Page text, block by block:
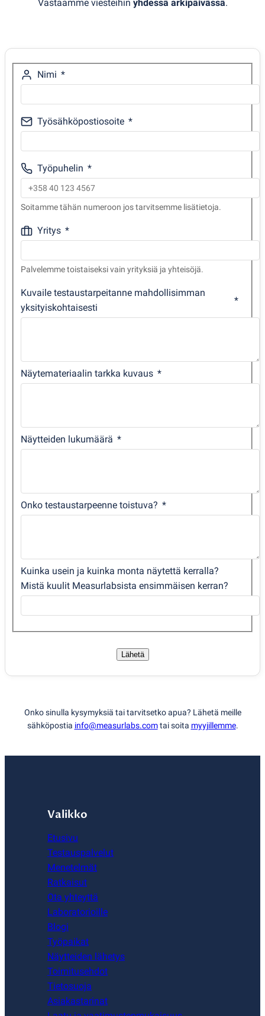
Vastaamme viesteihin yhdessä arkipäivässä.
Nimi
Työsähköpostiosoite
Työpuhelin
Soitamme tähän numeroon jos tarvitsemme lisätietoja.
Yritys
Palvelemme toistaiseksi vain yrityksiä ja yhteisöjä.
Kuvaile testaustarpeitanne mahdollisimman
yksityiskohtaisesti
Näytemateriaalin tarkka kuvaus
Näytteiden lukumäärä
Onko testaustarpeenne toistuva?
Kuinka usein ja kuinka monta näytettä kerralla?
Mistä kuulit Measurlabsista ensimmäisen kerran?
Lähetä
Onko sinulla kysymyksiä tai tarvitsetko apua? Lähetä meille
sähköpostia info@measurlabs.comtai soita myyjillemme.
Valikko
Etusivu
Testauspalvelut
Menetelmät
Ratkaisut
Ota yhteyttä
Laboratorioille
Blogi
Työpaikat
Näytteiden lähetys
Toimitusehdot
Tietosuoja
Asiakastarinat